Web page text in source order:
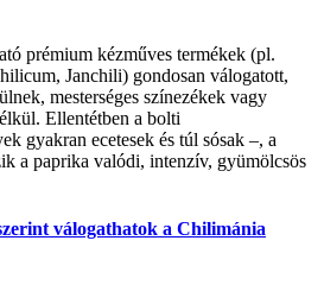
prémium kézműves termékek (pl.
Janchili) gondosan válogatott,
mesterséges színezékek vagy
Ellentétben a bolti
gyakran ecetesek és túl sósak –, a
a paprika valódi, intenzív, gyümölcsös
válogathatok a Chilimánia